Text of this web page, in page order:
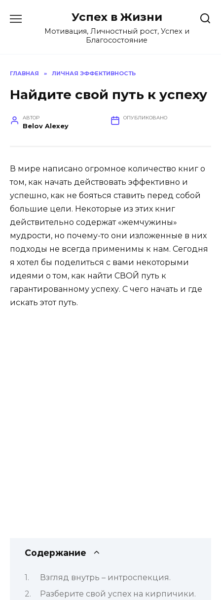
содержанию
Успех в Жизни
Мотивация, Личностный рост, Успех и
Благосостояние
ГЛАВНАЯ » ЛИЧНАЯ ЭФФЕКТИВНОСТЬ
Найдите свой путь к успеху
АВТОР
Belov Alexey
ОПУБЛИКОВАНО
В мире написано огромное количество книг о
том, как начать действовать эффективно и
успешно, как не бояться ставить перед собой
большие цели. Некоторые из этих книг
действительно содержат «жемчужины»
мудрости, но почему-то они изложенные в них
подходы не всегда применимы к нам. Сегодня
я хотел бы поделиться с вами некоторыми
идеями о том, как найти СВОЙ путь к
гарантированному успеху. С чего начать и где
искать этот путь.
Содержание
Взгляд внутрь – интроспекция.
Разберите свой успех на кирпичики.